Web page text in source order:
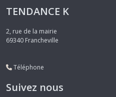
TENDANCE K
2, rue de la mairie
69340 Francheville
Téléphone
Suivez nous